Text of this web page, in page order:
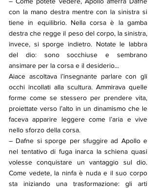
con la mano destra mentre con la sinistra si
tiene in equilibrio. Nella corsa è la gamba
destra che regge il peso del corpo, la sinistra,
invece, si sporge indietro. Notate le labbra
del dio: sono socchiuse e sembrano
ansimare per la corsa e il desiderio...
Aiace ascoltava l’insegnante parlare con gli
occhi incollati alla scultura. Ammirava quelle
forme come se stessero per prendere vita,
proiettate verso l’alto in un dinamismo che le
faceva apparire leggere come l’aria e vive
nello sforzo della corsa.
– Dafne si sporge per sfuggire ad Apollo e
nel tentativo di fuga inarca la schiena quasi
volesse conquistare un vantaggio sul dio.
Come vedete, la ninfa è nuda e il suo corpo
sta iniziando una trasformazione: gli arti